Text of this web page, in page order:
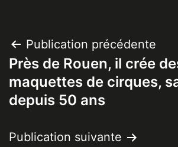
Navigation
de
l’article
Publication précédente
Près de Rouen, il crée
maquettes de cirques,
depuis 50 ans
Publication suivante